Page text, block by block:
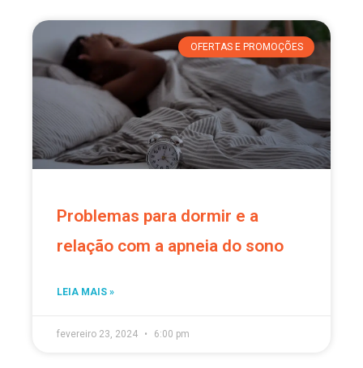
OFERTAS E PROMOÇÕES
Problemas para dormir e a
relação com a apneia do sono
LEIA MAIS »
fevereiro 23, 2024 6:00 pm